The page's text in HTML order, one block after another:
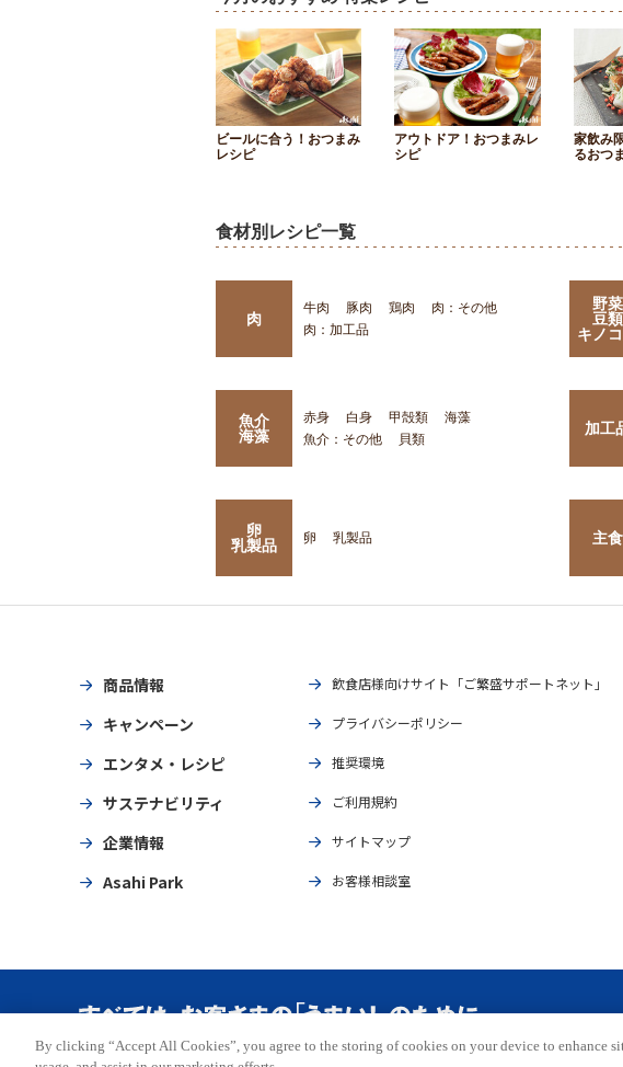
ビールに合う！おつまみ
レシピ
アウトドア！おつまみレ
シピ
家飲み
るおつ
食材別レシピ一覧
肉
牛肉 豚肉 鶏肉
肉：その他
肉：加工品
野菜
豆類
キノ
魚介
海藻
赤身 白身 甲殻類
海藻
魚介：その他
貝類
加工
卵
乳製品
卵 乳製品 主食
商品情報
キャンペーン
エンタメ・レシピ
サステナビリティ
企業情報
Asahi Park
飲食店様向けサイト「ご繁盛サポートネット」
プライバシーポリシー
推奨環境
ご利用規約
サイトマップ
お客様相談室
Copyright © ASAHI BREWERIES, LTD. All rights reserved.
By clicking “Accept All Cookies”, you agree to the storing of cookies on your device to enhance